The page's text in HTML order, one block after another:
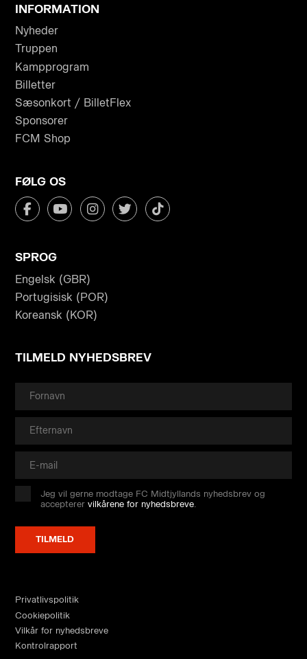
INFORMATION
Nyheder
Truppen
Kampprogram
Billetter
Sæsonkort / BilletFlex
Sponsorer
FCM Shop
FØLG OS
SPROG
Engelsk (GBR)
Portugisisk (POR)
Koreansk (KOR)
TILMELD NYHEDSBREV
Jeg vil gerne modtage FC Midtjyllands nyhedsbrev og
accepterervilkårene for nyhedsbreve.
Privatlivspolitik
Cookiepolitik
Vilkår for nyhedsbreve
Kontrolrapport